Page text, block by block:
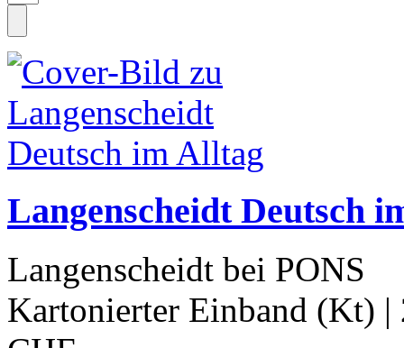
Langenscheidt Deutsch
Langenscheidt bei PONS
Kartonierter Einband (Kt) |